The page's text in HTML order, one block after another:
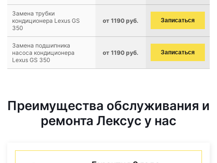
Замена трубки
кондиционера Lexus GS
350
от 1190 руб. Записаться
Замена подшипника
насоса кондиционера
Lexus GS 350
от 1190 руб. Записаться
Преимущества обслуживания и
ремонта Лексус у нас